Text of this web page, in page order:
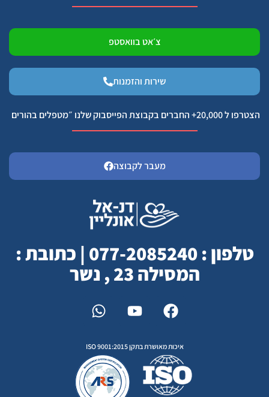
צ׳אט בוואסטפ
שירות והזמנות
הצטרפו ל 20,000+ החברים בקבוצת הפייסבוק שלנו ״מטפלים בהורים
מעבר לקבוצה
טלפון : 077-2085240 | כתובת :
המסילה 23 , נשר
איכות מאושרת בתקן ISO 9001:2015